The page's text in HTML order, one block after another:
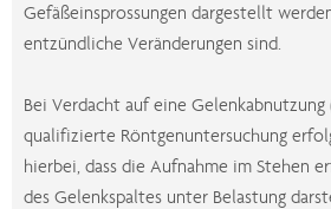
Gefäßeinsprossungen dargestellt
entzündliche Veränderungen sind.
Bei Verdacht auf eine
qualifizierte Röntgenuntersuchung
hierbei, dass die Aufnahme im Stehen
des Gelenkspaltes unter Belastung